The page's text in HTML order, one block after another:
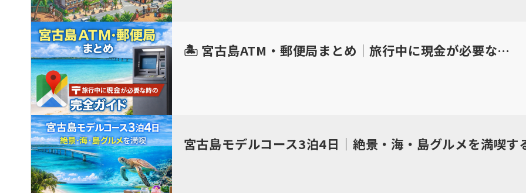
🏝 宮古島ATM・郵便局まとめ｜旅行中に現金が必要な…
宮古島モデルコース3泊4日｜絶景・海・島グルメを満喫